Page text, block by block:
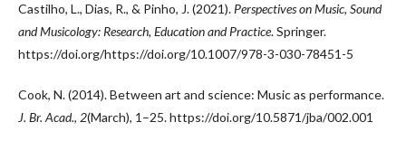
Castilho, L., Dias, R., & Pinho, J. (2021). Perspectives on Music, Sound
and Musicology: Research, Education and Practice. Springer.
https://doi.org/https://doi.org/10.1007/978-3-030-78451-5
Cook, N. (2014). Between art and science: Music as performance.
J. Br. Acad., 2(March), 1–25. https://doi.org/10.5871/jba/002.001